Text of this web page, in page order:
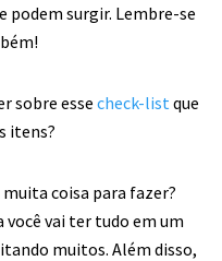
podem surgir. Lembre-se
sobre esse check-list que
itens?
coisa para fazer?
você vai ter tudo em um
muitos. Além disso,